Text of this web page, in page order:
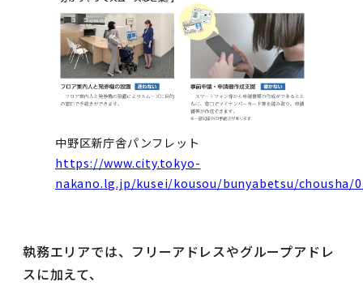
中野区新庁舎パンフレット
https://www.city.tokyo-
nakano.lg.jp/kusei/kousou/bunyabetsu/chousha/
執務エリアでは、フリーアドレスやグループアドレ
スに加えて、